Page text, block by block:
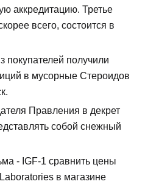
аккредитацию. Третье
всего, состоится в
покупателей получили
в мусорные Стероидов
Правления в декрет
собой снежный
- IGF-1 сравнить цены
в магазине